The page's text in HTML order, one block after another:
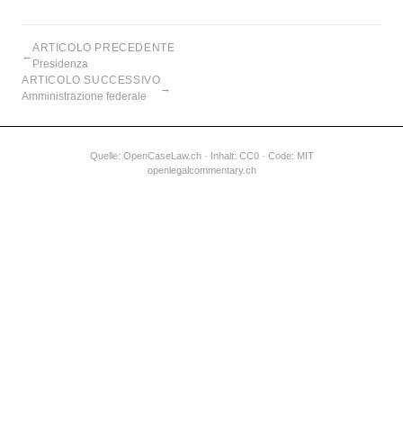
←
ARTICOLO PRECEDENTE
Presidenza
ARTICOLO SUCCESSIVO
Amministrazione federale
→
Quelle: OpenCaseLaw.ch· Inhalt: CC0 · Code: MIT
openlegalcommentary.ch